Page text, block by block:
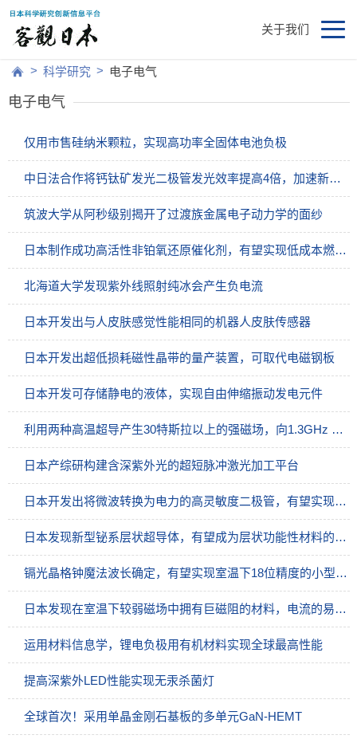
关于我们
> 科学研究 > 电子电气
电子电气
仅用市售硅纳米颗粒，实现高功率全固体电池负极
中日法合作将钙钛矿发光二极管发光效率提高4倍，加速新一代显示器开发
筑波大学从阿秒级别揭开了过渡族金属电子动力学的面纱
日本制作成功高活性非铂氧还原催化剂，有望实现低成本燃料电池和金属空气电池
北海道大学发现紫外线照射纯冰会产生负电流
日本开发出与人皮肤感觉性能相同的机器人皮肤传感器
日本开发出超低损耗磁性晶带的量产装置，可取代电磁钢板
日本开发可存储静电的液体，实现自由伸缩振动发电元件
利用两种高温超导产生30特斯拉以上的强磁场，向1.3GHz NMR迈进一大步
日本产综研构建含深紫外光的超短脉冲激光加工平台
日本开发出将微波转换为电力的高灵敏度二极管，有望实现无需电源的传感器网络
日本发现新型铋系层状超导体，有望成为层状功能性材料的新设计指针
镉光晶格钟魔法波长确定，有望实现室温下18位精度的小型便携式光晶格钟
日本发现在室温下较弱磁场中拥有巨磁阻的材料，电流的易流动性提高100倍
运用材料信息学，锂电负极用有机材料实现全球最高性能
提高深紫外LED性能实现无汞杀菌灯
全球首次！采用单晶金刚石基板的多单元GaN-HEMT